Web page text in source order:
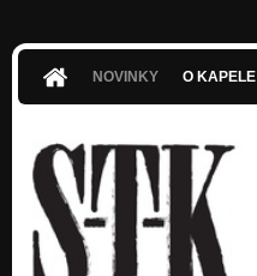
NOVINKY O KAPELE